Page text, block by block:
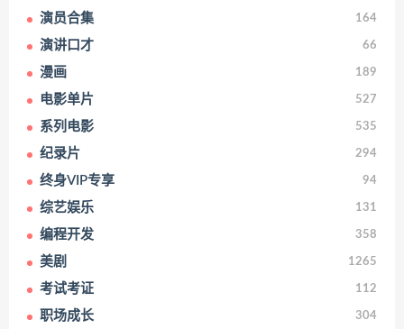
演员合集 164
演讲口才 66
漫画 189
电影单片 527
系列电影 535
纪录片 294
终身VIP专享 94
综艺娱乐 131
编程开发 358
美剧 1265
考试考证 112
职场成长 304